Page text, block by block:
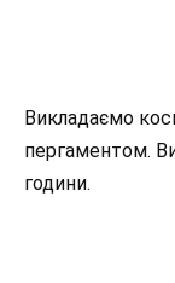
Викладаємо
пергаментом.
години.